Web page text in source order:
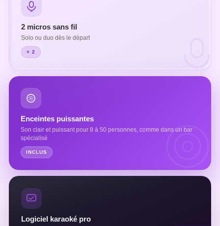
2 micros sans fil
Solo ou duo dès le départ
× 2
Enceintes puissantes
Son clair et puissant pour 8 à 50 personnes, comme dans un bar
spécialisé
INCLUS
Logiciel karaoké pro